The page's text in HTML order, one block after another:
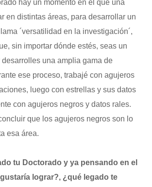
hay un momento en el que una
en distintas áreas, para desarrollar un
´versatilidad en la investigación´,
sin importar dónde estés, seas un
desarrolles una amplia gama de
ese proceso, trabajé con agujeros
luego con estrellas y sus datos
con agujeros negros y datos rales.
que los agujeros negros son lo
esa área.
tu Doctorado y ya pensando en el
lograr?, ¿qué legado te